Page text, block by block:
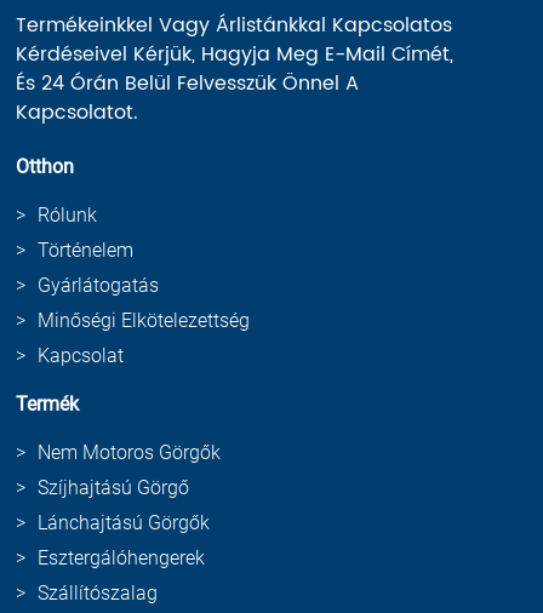
Termékeinkkel Vagy Árlistánkkal Kapcsolatos
Kérdéseivel Kérjük, Hagyja Meg E-Mail Címét,
És 24 Órán Belül Felvesszük Önnel A
Kapcsolatot.
Otthon
Rólunk
Történelem
Gyárlátogatás
Minőségi Elkötelezettség
Kapcsolat
Termék
Nem Motoros Görgők
Szíjhajtású Görgő
Lánchajtású Görgők
Esztergálóhengerek
Szállítószalag